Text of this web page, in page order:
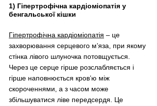
1) Гіпертрофічна кардіоміопатія у
бенгальської кішки
Гіпертрофічна кардіоміопатія – це
захворювання серцевого м’яза, при якому
стінка лівого шлуночка потовщується.
Через це серце гірше розслабляється і
гірше наповнюється кров’ю між
скороченнями, а з часом може
збільшуватися ліве передсердя. Це